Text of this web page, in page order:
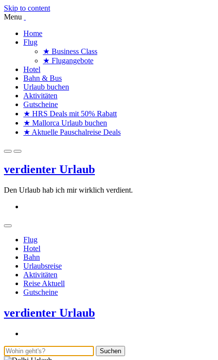
Skip to content
Menu
Home
Flug
★ Business Class
★ Flugangebote
Hotel
Bahn & Bus
Urlaub buchen
Aktivitäten
Gutscheine
★ HRS Deals mit 50% Rabatt
★ Mallorca Urlaub buchen
★ Aktuelle Pauschalreise Deals
verdienter Urlaub
Den Urlaub hab ich mir wirklich verdient.
Flug
Hotel
Bahn
Urlaubsreise
Aktivitäten
Reise Aktuell
Gutscheine
verdienter Urlaub
Suchen